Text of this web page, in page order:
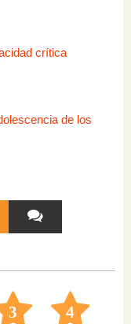
crítica
de los
3 4